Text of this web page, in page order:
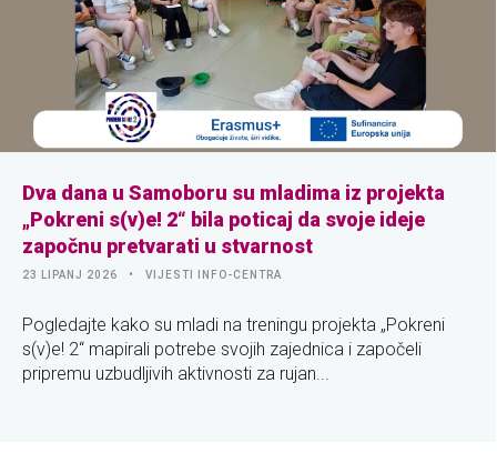
Dva dana u Samoboru su mladima iz projekta
„Pokreni s(v)e! 2“ bila poticaj da svoje ideje
započnu pretvarati u stvarnost
23 LIPANJ 2026 VIJESTI INFO-CENTRA
Pogledajte kako su mladi na treningu projekta „Pokreni
s(v)e! 2“ mapirali potrebe svojih zajednica i započeli
pripremu uzbudljivih aktivnosti za rujan...